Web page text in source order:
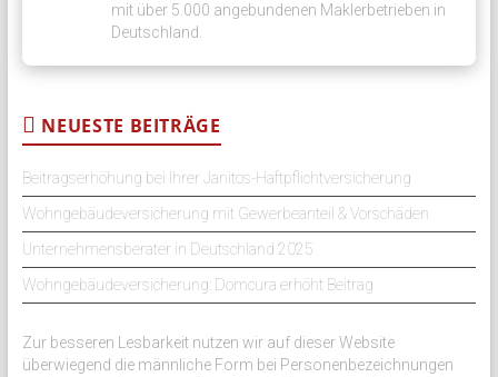
mit über 5.000 angebundenen Maklerbetrieben in
Deutschland.
NEUESTE BEITRÄGE
Beitragserhöhung bei Ihrer Janitos-Haftpflichtversicherung
Wohngebäudeversicherung mit Gewerbeanteil & Vorschäden
Unternehmensberater in Deutschland 2025
Wohngebäudeversicherung: Domcura erhöht Beitrag
Zur besseren Lesbarkeit nutzen wir auf dieser Website
überwiegend die männliche Form bei Personenbezeichnungen